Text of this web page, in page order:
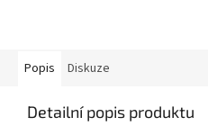
Popis Diskuze
Detailní popis produktu